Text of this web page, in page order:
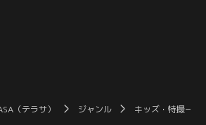
（テラサ） ジャンル キッズ・特撮一覧